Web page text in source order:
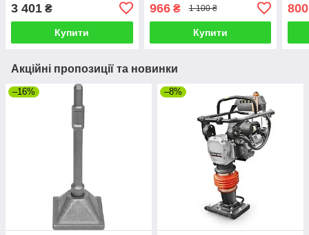
нової рідини й 1 л для
3 401 ₴
Купити
9000 мл INTERTOOL PT-
0403
966₴ 1 100 ₴
Купити
бар
800
Акційні пропозиції та новинки
–16% –8%